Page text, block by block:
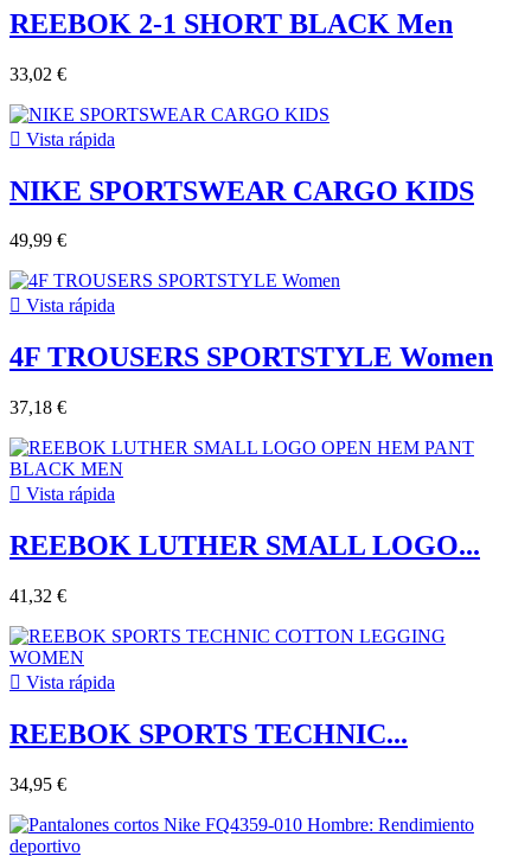
REEBOK 2-1 SHORT BLACK Men
33,02 €
 Vista rápida
NIKE SPORTSWEAR CARGO KIDS
49,99 €
 Vista rápida
4F TROUSERS SPORTSTYLE Women
37,18 €
 Vista rápida
REEBOK LUTHER SMALL LOGO...
41,32 €
 Vista rápida
REEBOK SPORTS TECHNIC...
34,95 €